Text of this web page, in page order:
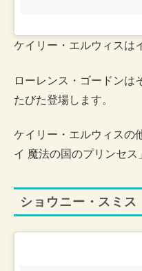
ケイリー・エルウィスは
ローレンス・ゴードンは
たびた登場します。
ケイリー・エルウィスの
イ 魔法の国のプリンセス
ショウニー・スミス